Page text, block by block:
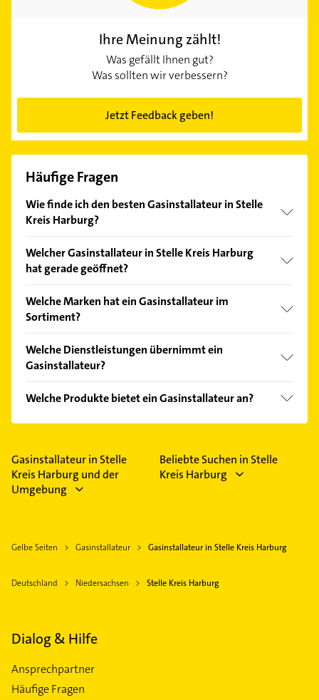
Ihre Meinung zählt!
Was gefällt Ihnen gut?
Was sollten wir verbessern?
Jetzt Feedback geben!
Häufige Fragen
Wie finde ich den besten Gasinstallateur in Stelle
Kreis Harburg?
Kundenmeinungen und profitieren Sie von den
Empfehlungen. Die Suchergebnisse können Sie sich
Welcher Gasinstallateur in Stelle Kreis Harburg
hat gerade geöffnet?
Bitte beachten Sie, dass diese an Sonn- und
Feiertagen abweichen können.
Welche Marken hat ein Gasinstallateur im
Sortiment?
Junkers, Bette, Duravit und Geberit.
Welche Dienstleistungen übernimmt ein
Gasinstallateur?
Installationen für die Abwasserentsorgung,
Installationen für die Wasserversorgung, Klempner,
Welche Produkte bietet ein Gasinstallateur an?
Das Angebot umfasst unter anderem
Solaranlagen und Ersatzteile.
Gasinstallateur in Stelle
Kreis Harburg und der
Umgebung
Beliebte Suchen in Stelle
Kreis Harburg
Gelbe Seiten Gasinstallateur Gasinstallateur in Stelle Kreis Harburg
Deutschland Niedersachsen Stelle Kreis Harburg
Dialog & Hilfe
Ansprechpartner
Häufige Fragen